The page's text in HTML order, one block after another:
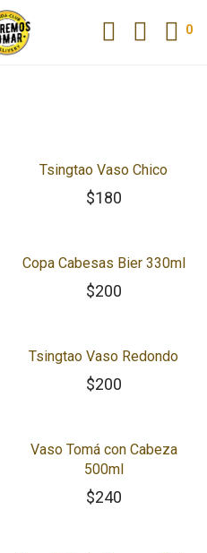
0
Tsingtao Vaso Chico
$180
Copa Cabesas Bier 330ml
$200
Tsingtao Vaso Redondo
$200
Vaso Tomá con Cabeza
500ml
$240